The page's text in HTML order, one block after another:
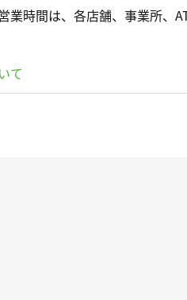
業時間は、各店舗、事業所、
て